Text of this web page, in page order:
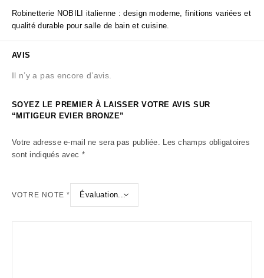
Robinetterie NOBILI italienne : design moderne, finitions variées et
qualité durable pour salle de bain et cuisine.
AVIS
Il n’y a pas encore d’avis.
SOYEZ LE PREMIER À LAISSER VOTRE AVIS SUR
“MITIGEUR EVIER BRONZE”
Votre adresse e-mail ne sera pas publiée. Les champs obligatoires
sont indiqués avec *
VOTRE NOTE*